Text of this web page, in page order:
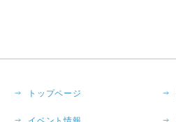
トップページ